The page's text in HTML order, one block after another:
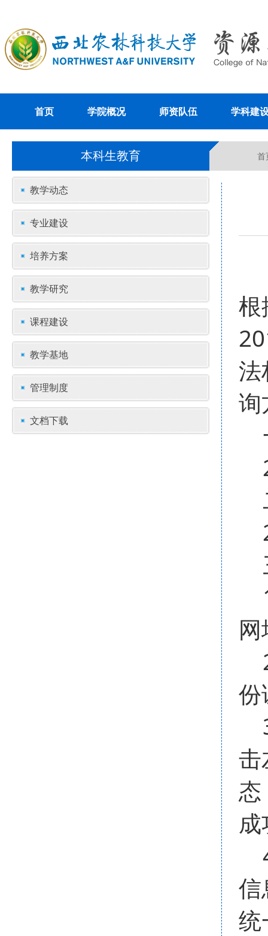
首页 学院概况 师资队伍 学科建
本科生教育 首
教学动态
专业建设
培养方案
教学研究
课程建设
教学基地
管理制度
文档下载
根
法
询
份
击
态
信
统